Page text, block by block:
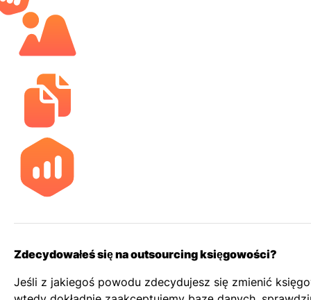
Zdecydowałeś się na outsourcing księgowości?
Jeśli z jakiegoś powodu zdecydujesz się zmienić